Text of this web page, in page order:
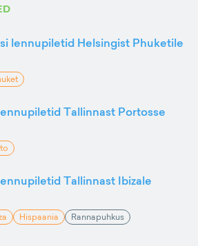
lennupiletid Helsingist Phuketile
Tallinnast Portosse
Tallinnast Ibizale
Hispaania Rannapuhkus